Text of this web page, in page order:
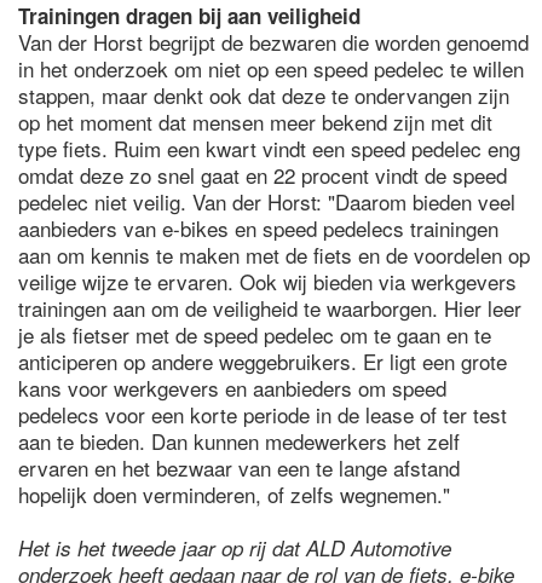
Trainingen dragen bij aan veiligheid
Van der Horst begrijpt de bezwaren die worden genoemd
in het onderzoek om niet op een speed pedelec te willen
stappen, maar denkt ook dat deze te ondervangen zijn
op het moment dat mensen meer bekend zijn met dit
type fiets. Ruim een kwart vindt een speed pedelec eng
omdat deze zo snel gaat en 22 procent vindt de speed
pedelec niet veilig. Van der Horst: "Daarom bieden veel
aanbieders van e-bikes en speed pedelecs trainingen
aan om kennis te maken met de fiets en de voordelen op
veilige wijze te ervaren. Ook wij bieden via werkgevers
trainingen aan om de veiligheid te waarborgen. Hier leer
je als fietser met de speed pedelec om te gaan en te
anticiperen op andere weggebruikers. Er ligt een grote
kans voor werkgevers en aanbieders om speed
pedelecs voor een korte periode in de lease of ter test
aan te bieden. Dan kunnen medewerkers het zelf
ervaren en het bezwaar van een te lange afstand
hopelijk doen verminderen, of zelfs wegnemen."
Het is het tweede jaar op rij dat ALD Automotive
onderzoek heeft gedaan naar de rol van de fiets, e-bike